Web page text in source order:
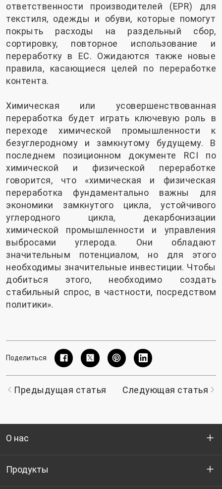
ответственности производителей (EPR) для
текстиля, одежды и обуви, которые помогут
покрыть расходы на раздельный сбор,
сортировку, повторное использование и
переработку в ЕС. Ожидаются также новые
правила, касающиеся целей по переработке
контента.
Химическая или усовершенствованная
переработка будет играть ключевую роль в
переходе химической промышленности к
безуглеродному и замкнутому будущему. В
последнем позиционном документе RCI по
химической и физической переработке
говорится, что «химическая и физическая
переработка фундаментально важны для
экономики замкнутого цикла, устойчивого
углеродного цикла, декарбонизации
химической промышленности и управления
выбросами углерода. Они обладают
значительным потенциалом, но для этого
необходимы значительные инвестиции. Чтобы
добиться этого, необходимо создать
стабильный спрос, в частности, посредством
политики».
Поделиться
Предыдущая статья Следующая статья
О нас
Кто мы
Продукты